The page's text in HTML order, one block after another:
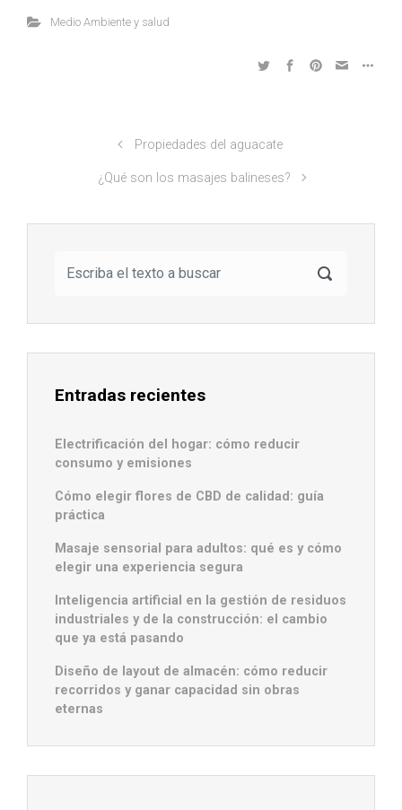
Medio Ambiente y salud
Propiedades del aguacate
¿Qué son los masajes balineses?
Entradas recientes
Electrificación del hogar: cómo reducir
consumo y emisiones
Cómo elegir flores de CBD de calidad: guía
práctica
Masaje sensorial para adultos: qué es y cómo
elegir una experiencia segura
Inteligencia artificial en la gestión de residuos
industriales y de la construcción: el cambio
que ya está pasando
Diseño de layout de almacén: cómo reducir
recorridos y ganar capacidad sin obras
eternas